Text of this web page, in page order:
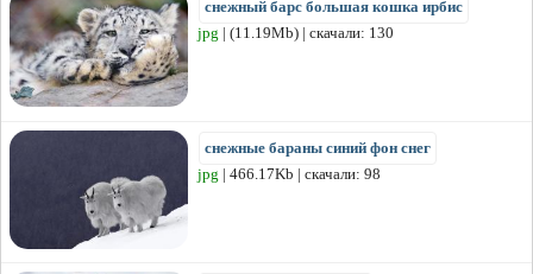
снежный барс большая кошка ирбис
jpg | (11.19Mb) | скачали: 130
снежные бараны синий фон снег
jpg | 466.17Kb | скачали: 98